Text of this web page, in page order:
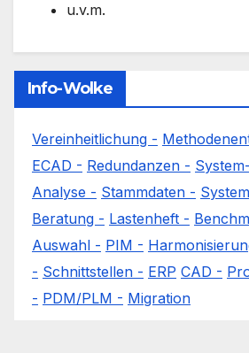
u.v.m.
Info-Wolke
Vereinheitlichung -
ECAD - Redundanzen -
Analyse - Stammdaten -
Beratung - Lastenheft -
Auswahl - PIM -
- Schnittstellen - ERP CAD -
- PDM/PLM - Migration